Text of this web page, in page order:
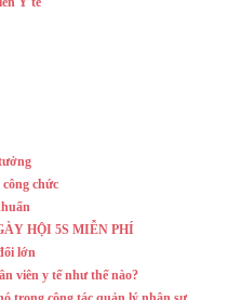
chức
HỘI 5S MIỄN PHÍ
lớn
viên y tế như thế nào?